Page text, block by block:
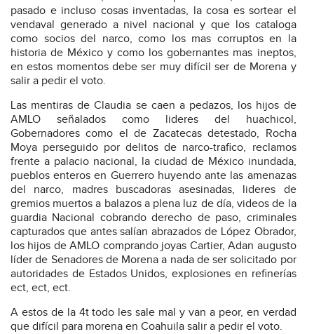
pasado e incluso cosas inventadas, la cosa es sortear el
vendaval generado a nivel nacional y que los cataloga
como socios del narco, como los mas corruptos en la
historia de México y como los gobernantes mas ineptos,
en estos momentos debe ser muy difícil ser de Morena y
salir a pedir el voto.
Las mentiras de Claudia se caen a pedazos, los hijos de
AMLO señalados como lideres del huachicol,
Gobernadores como el de Zacatecas detestado, Rocha
Moya perseguido por delitos de narco-trafico, reclamos
frente a palacio nacional, la ciudad de México inundada,
pueblos enteros en Guerrero huyendo ante las amenazas
del narco, madres buscadoras asesinadas, lideres de
gremios muertos a balazos a plena luz de día, videos de la
guardia Nacional cobrando derecho de paso, criminales
capturados que antes salían abrazados de López Obrador,
los hijos de AMLO comprando joyas Cartier, Adan augusto
líder de Senadores de Morena a nada de ser solicitado por
autoridades de Estados Unidos, explosiones en refinerías
ect, ect, ect.
A estos de la 4t todo les sale mal y van a peor, en verdad
que difícil para morena en Coahuila salir a pedir el voto.